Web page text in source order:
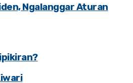
Ngalanggar Aturan